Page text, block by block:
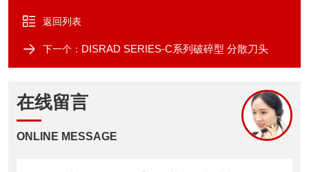
返回列表
下一个： DISRAD SERIES-C系列破碎型 分散刀头
在线留言
ONLINE MESSAGE